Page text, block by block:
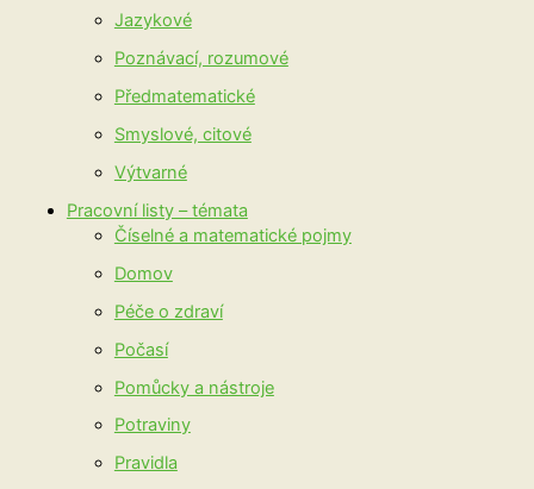
Jazykové
Poznávací, rozumové
Předmatematické
Smyslové, citové
Výtvarné
Pracovní listy – témata
Číselné a matematické pojmy
Domov
Péče o zdraví
Počasí
Pomůcky a nástroje
Potraviny
Pravidla